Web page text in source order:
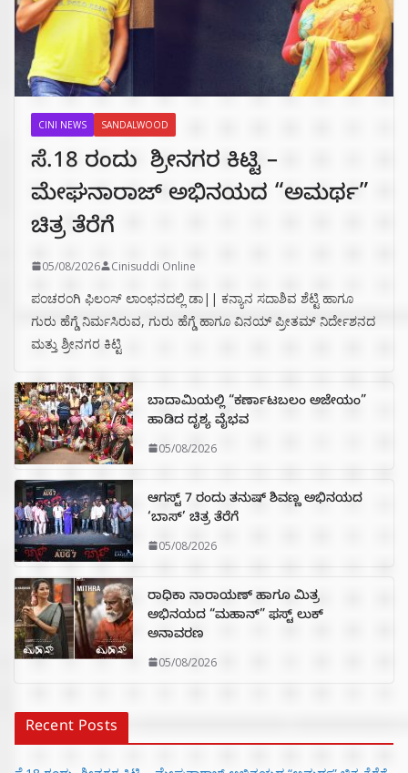
CINI NEWS SANDALWOOD
ಸೆ.18 ರಂದು ಶ್ರೀನಗರ ಕಿಟ್ಟಿ –
ಮೇಘನಾರಾಜ್ ಅಭಿನಯದ “ಅಮರ್ಥ”
ಚಿತ್ರ ತೆರೆಗೆ
05/08/2026 Cinisuddi Online
ಪಂಚರಂಗಿ ಫಿಲಂಸ್ ಲಾಂಛನದಲ್ಲಿ ಡಾ|| ಕನ್ಯಾನ ಸದಾಶಿವ ಶೆಟ್ಟಿ ಹಾಗೂ
ಗುರು ಹೆಗ್ಡೆ ನಿರ್ಮಸಿರುವ, ಗುರು ಹೆಗ್ಡೆ ಹಾಗೂ ವಿನಯ್ ಪ್ರೀತಮ್ ನಿರ್ದೇಶನದ
ಮತ್ತು ಶ್ರೀನಗರ ಕಿಟ್ಟಿ
ಬಾದಾಮಿಯಲ್ಲಿ “ಕರ್ಣಾಟಬಲಂ ಅಜೇಯಂ”
ಹಾಡಿದ ದೃಶ್ಯ ವೈಭವ
05/08/2026
ಆಗಸ್ಟ್ 7 ರಂದು ತನುಷ್ ಶಿವಣ್ಣ ಅಭಿನಯದ
‘ಬಾಸ್’ ಚಿತ್ರ ತೆರೆಗೆ
05/08/2026
ರಾಧಿಕಾ ನಾರಾಯಣ್ ಹಾಗೂ ಮಿತ್ರ
ಅಭಿನಯದ “ಮಹಾನ್” ಫಸ್ಟ್ ಲುಕ್
ಅನಾವರಣ
05/08/2026
Recent Posts